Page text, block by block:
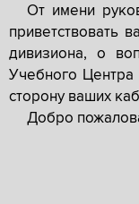
От имени
приветствовать
дивизиона, о
Учебного
сторону ваших
Добро